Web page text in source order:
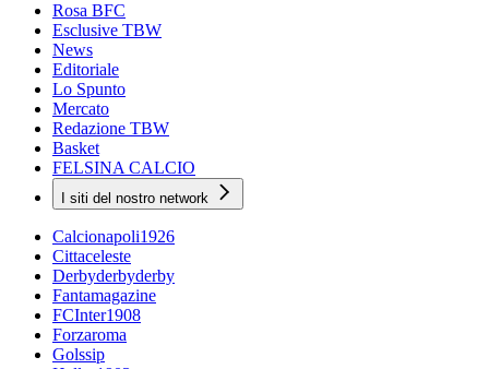
Rosa BFC
Esclusive TBW
News
Editoriale
Lo Spunto
Mercato
Redazione TBW
Basket
FELSINA CALCIO
I siti del nostro network
Calcionapoli1926
Cittaceleste
Derbyderbyderby
Fantamagazine
FCInter1908
Forzaroma
Golssip